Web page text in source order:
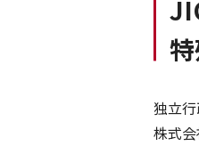
独立
株式